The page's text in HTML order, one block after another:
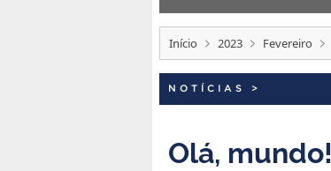
Início 2023 Fevereiro
NOTÍCIAS >
Olá, mundo!